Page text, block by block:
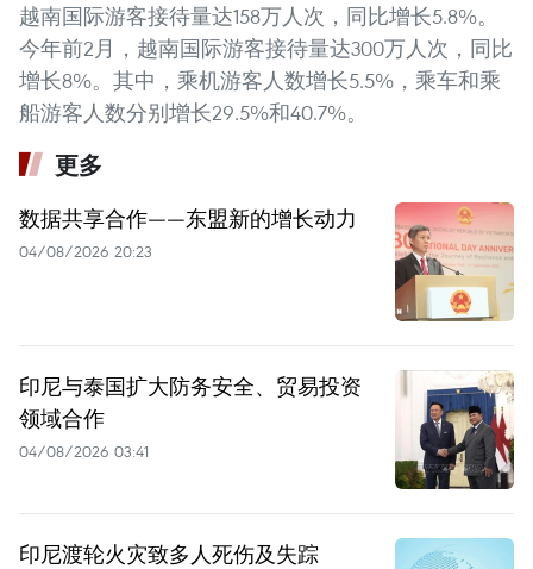
越南国际游客接待量达158万人次，同比增长5.8%。
今年前2月，越南国际游客接待量达300万人次，同比
增长8%。其中，乘机游客人数增长5.5%，乘车和乘
船游客人数分别增长29.5%和40.7%。
更多
数据共享合作——东盟新的增长动力
04/08/2026 20:23
印尼与泰国扩大防务安全、贸易投资
领域合作
04/08/2026 03:41
印尼渡轮火灾致多人死伤及失踪